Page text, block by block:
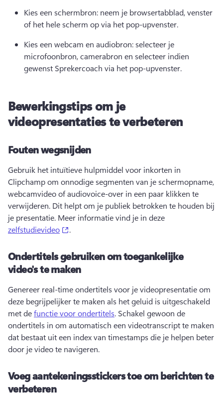
Kies een schermbron: neem je browsertabblad, venster
of het hele scherm op via het pop-upvenster.
Kies een webcam en audiobron: selecteer je
microfoonbron, camerabron en selecteer indien
gewenst Sprekercoach via het pop-upvenster.
Bewerkingstips om je
videopresentaties te verbeteren
Fouten wegsnijden
Gebruik het intuïtieve hulpmiddel voor inkorten in
Clipchamp om onnodige segmenten van je schermopname,
webcamvideo of audiovoice-over in een paar klikken te
verwijderen. Dit helpt om je publiek betrokken te houden bij
je presentatie. Meer informatie vind je in deze
zelfstudievideo
(opens in a new tab)
.
Ondertitels gebruiken om toegankelijke
video's te maken
Genereer real-time ondertitels voor je videopresentatie om
deze begrijpelijker te maken als het geluid is uitgeschakeld
met de functie voor ondertitels. Schakel gewoon de
ondertitels in om automatisch een videotranscript te maken
dat bestaat uit een index van timestamps die je helpen beter
door je video te navigeren.
Voeg aantekeningsstickers toe om berichten te
verbeteren